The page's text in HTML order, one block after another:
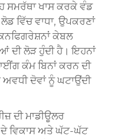
ਸਮਰੱਥਾ ਖਾਸ ਕਰਕੇ ਵੰਡ
ਵਿੱਚ ਵਾਧਾ, ਉਪਕਰਣਾਂ
ਕੇਬਲ
ਦੀ ਲੋੜ ਹੁੰਦੀ ਹੈ। ਇਹਨਾਂ
ਕੰਮ ਬਿਨਾਂ ਕਰਨ ਦੀ
ਦੋਵਾਂ ਨੂੰ ਘਟਾਉਂਦੀ
ਦੀ ਮਾਡੀਊਲਰ
ਦੇ ਵਿਕਾਸ ਅਤੇ ਘੱਟ-ਘੱਟ